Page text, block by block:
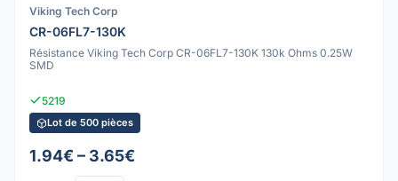
Viking Tech Corp
CR-06FL7-130K
Résistance Viking Tech Corp CR-06FL7-130K 130k Ohms 0.25W
SMD
5219
Lot de 500 pièces
1.94€ – 3.65€